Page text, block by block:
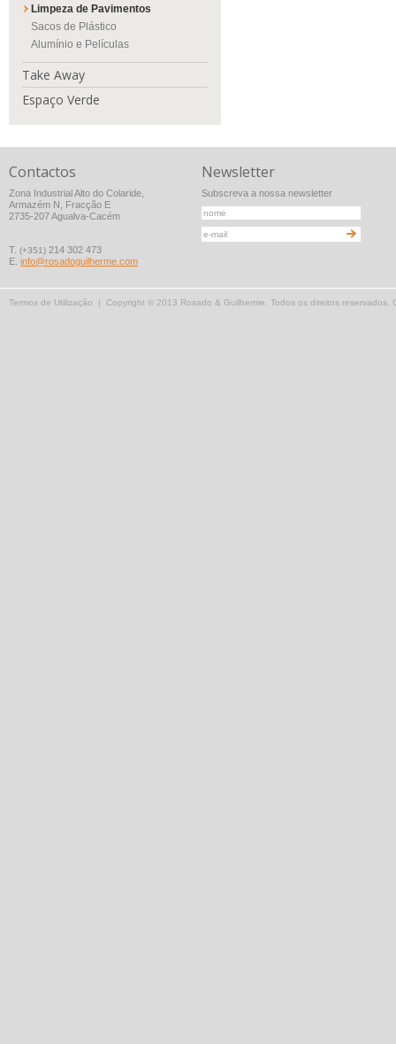
Limpeza de Pavimentos
Sacos de Plástico
Alumínio e Películas
Take Away
Espaço Verde
Contactos
Zona Industrial Alto do Colaride,
Armazém N, Fracção E
2735-207 Agualva-Cacém
T. (+351) 214 302 473
E. info@rosadoguilherme.com
Newsletter
Subscreva a nossa newsletter
Termos de Utilização | Copyright © 2013 Rosado & Guilherme. Todos os direitos reservados.